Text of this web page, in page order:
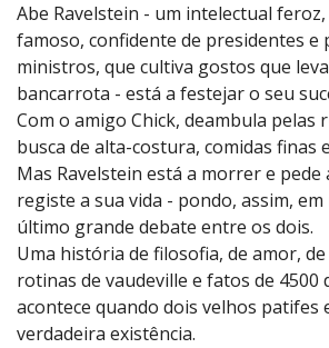
Abe Ravelstein - um intelectual
famoso, confidente de presidentes e
ministros, que cultiva gostos que
bancarrota - está a festejar o seu
Com o amigo Chick, deambula pelas
busca de alta-costura, comidas finas
Mas Ravelstein está a morrer e pede
registe a sua vida - pondo, assim,
último grande debate entre os dois.
Uma história de filosofia, de amor,
rotinas de vaudeville e fatos de 4500
acontece quando dois velhos patifes
verdadeira existência.